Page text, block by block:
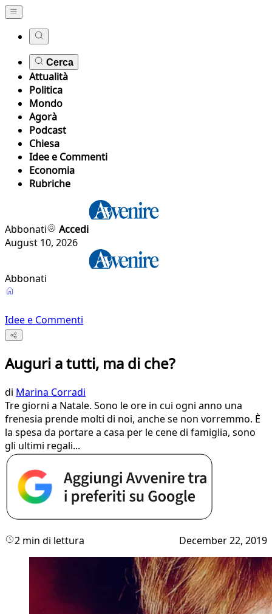
Cerca
Attualità
Politica
Mondo
Agorà
Podcast
Chiesa
Idee e Commenti
Economia
Rubriche
Abbonati
Accedi
August 10, 2026
Abbonati
Idee e Commenti
Auguri a tutti, ma di che?
di Marina Corradi
Tre giorni a Natale. Sono le ore in cui ogni anno una
frenesia prende molti di noi, anche se non vorremmo. È
la spesa da portare a casa per le cene di famiglia, sono
gli ultimi regali...
2 min di lettura December 22, 2019